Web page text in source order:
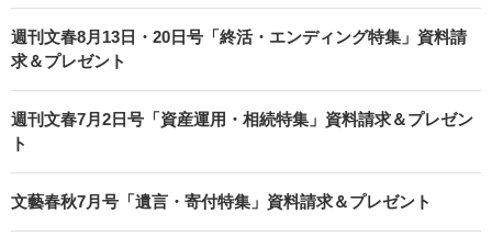
週刊文春8月13日・20日号「終活・エンディング特集」資料請
求＆プレゼント
週刊文春7月2日号「資産運用・相続特集」資料請求＆プレゼン
ト
文藝春秋7月号「遺言・寄付特集」資料請求＆プレゼント